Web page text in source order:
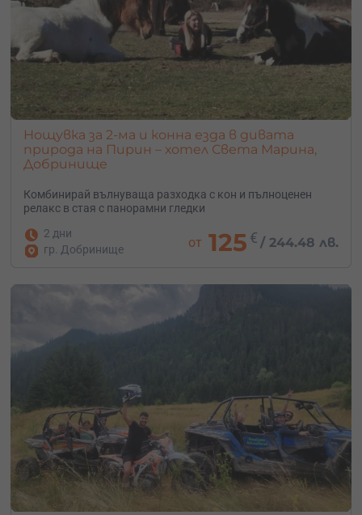
Нощувка за 2-ма и конна езда в дивата
природа на Пирин – хотел Света Марина,
Добринище
Комбинирай вълнуваща разходка с кон и пълноценен
релакс в стая с панорамни гледки
2 дни
гр. Добринище
от 125 € /244.48 лв.